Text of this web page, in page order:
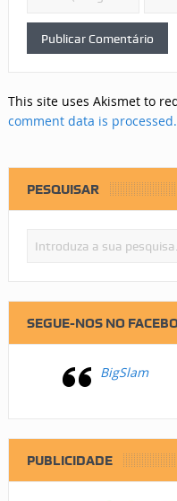
This site uses Akismet to
comment data is processed.
PESQUISAR
SEGUE-NOS NO
BigSlam
PUBLICIDADE